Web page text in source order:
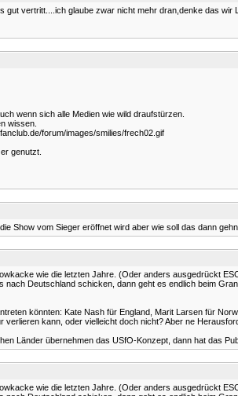
gut vertritt....ich glaube zwar nicht mehr dran,denke das wir
wenn sich alle Medien wie wild draufstürzen.
wissen.
forum/images/smilies/frech02.gif
genutzt.
Show vom Sieger eröffnet wird aber wie soll das dann
wie die letzten Jahre. (Oder anders ausgedrückt
nach Deutschland schicken, dann geht es endlich beim
könnten: Kate Nash für England, Marit Larsen für
kann, oder vielleicht doch nicht? Aber ne
Länder übernehmen das USfO-Konzept, dann hat das
wie die letzten Jahre. (Oder anders ausgedrückt